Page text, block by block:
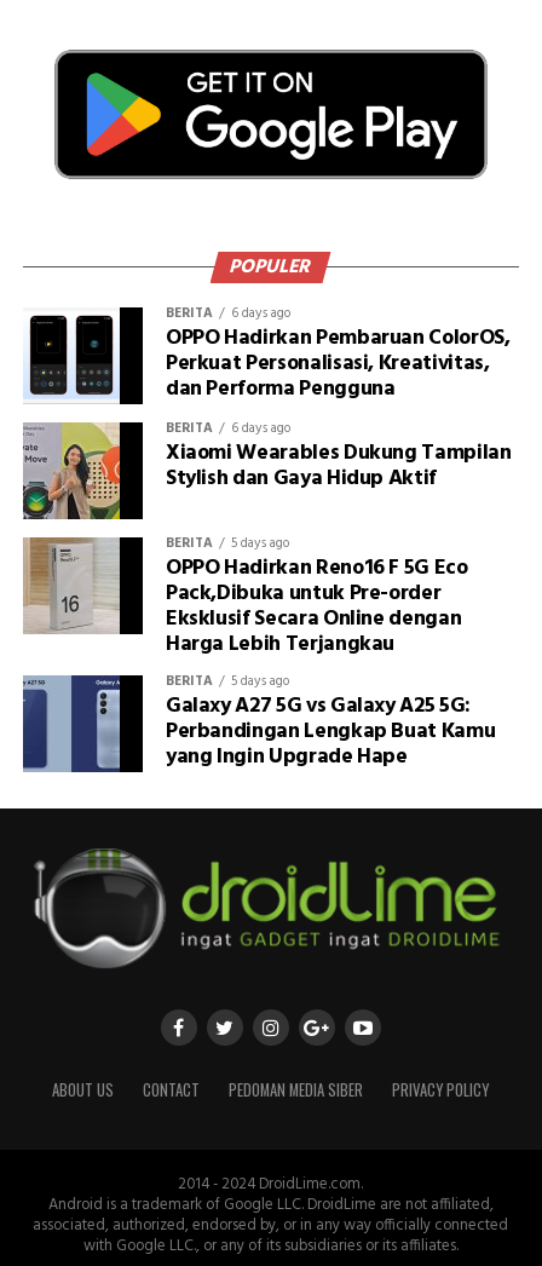
POPULER
BERITA 6 days ago
OPPO Hadirkan Pembaruan ColorOS,
Perkuat Personalisasi, Kreativitas,
dan Performa Pengguna
BERITA 6 days ago
Xiaomi Wearables Dukung Tampilan
Stylish dan Gaya Hidup Aktif
BERITA 5 days ago
OPPO Hadirkan Reno16 F 5G Eco
Pack,Dibuka untuk Pre-order
Eksklusif Secara Online dengan
Harga Lebih Terjangkau
BERITA 5 days ago
Galaxy A27 5G vs Galaxy A25 5G:
Perbandingan Lengkap Buat Kamu
yang Ingin Upgrade Hape
ABOUT US CONTACT PEDOMAN MEDIA SIBER PRIVACY POLICY
2014 - 2024 DroidLime.com.
Android is a trademark of Google LLC. DroidLime are not affiliated,
associated, authorized, endorsed by, or in any way officially connected
with Google LLC., or any of its subsidiaries or its affiliates.